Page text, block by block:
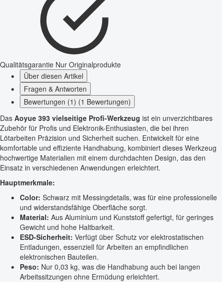
Qualitätsgarantie Nur Originalprodukte
Über diesen Artikel
Fragen & Antworten
Bewertungen (1) (1 Bewertungen)
Das Aoyue 393 vielseitige Profi-Werkzeug ist ein unverzichtbares
Zubehör für Profis und Elektronik-Enthusiasten, die bei ihren
Lötarbeiten Präzision und Sicherheit suchen. Entwickelt für eine
komfortable und effiziente Handhabung, kombiniert dieses Werkzeug
hochwertige Materialien mit einem durchdachten Design, das den
Einsatz in verschiedenen Anwendungen erleichtert.
Hauptmerkmale:
Color: Schwarz mit Messingdetails, was für eine professionelle
und widerstandsfähige Oberfläche sorgt.
Material: Aus Aluminium und Kunststoff gefertigt, für geringes
Gewicht und hohe Haltbarkeit.
ESD-Sicherheit: Verfügt über Schutz vor elektrostatischen
Entladungen, essenziell für Arbeiten an empfindlichen
elektronischen Bauteilen.
Peso: Nur 0,03 kg, was die Handhabung auch bei langen
Arbeitssitzungen ohne Ermüdung erleichtert.